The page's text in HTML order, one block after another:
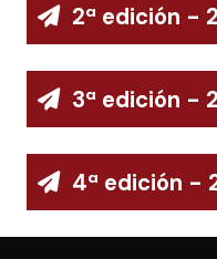
2ª edición -
3ª edición -
4ª edición -